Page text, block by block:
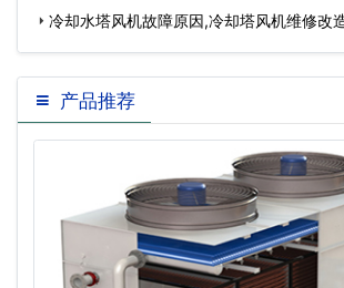
家…冷却水塔风机故障原因,冷却塔风机维修改
产品推荐